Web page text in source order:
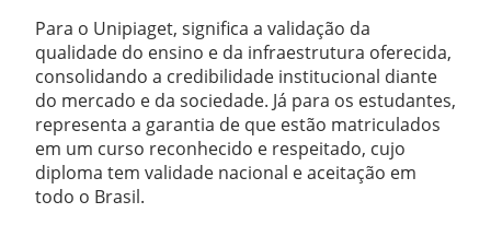
Para o Unipiaget, significa a validação da
qualidade do ensino e da infraestrutura oferecida,
consolidando a credibilidade institucional diante
do mercado e da sociedade. Já para os estudantes,
representa a garantia de que estão matriculados
em um curso reconhecido e respeitado, cujo
diploma tem validade nacional e aceitação em
todo o Brasil.